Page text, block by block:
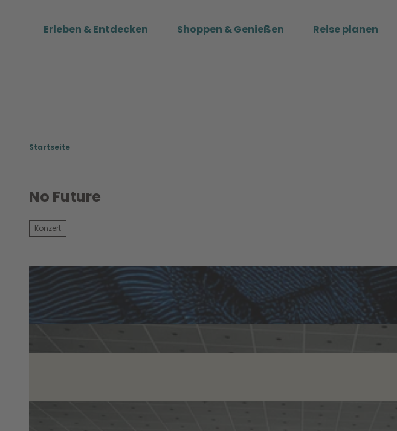
Erleben & Entdecken Shoppen & Genießen Reise planen
Startseite
No Future
Konzert